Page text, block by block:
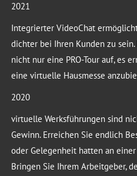
2021
Integrierter VideoChat
dichter bei Ihren Kunden zu
nicht nur eine PRO-Tour auf, es
eine virtuelle Hausmesse
2020
virtuelle Werksführungen sind
Gewinn. Erreichen Sie endlich
oder Gelegenheit hatten an
Bringen Sie Ihrem Arbeitgeber,